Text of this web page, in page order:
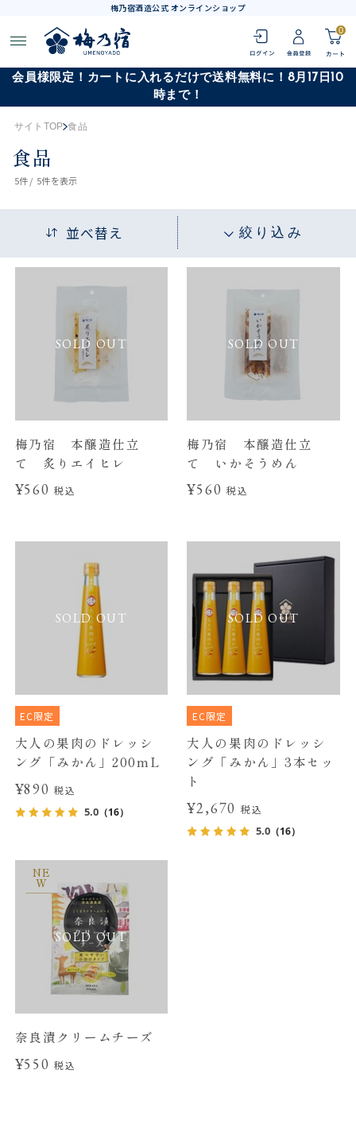
梅乃宿酒造公式 オンラインショップ
0
会員様限定！カートに入れるだけで送料無料に！8月17日10
時まで！
サイトTOP 食品
食品
5件 / 5件を表示
並べ替え 絞り込み
SOLD OUT
梅乃宿 本醸造仕立
て 炙りエイヒレ
¥560税込
SOLD OUT
梅乃宿 本醸造仕立
て いかそうめん
¥560税込
SOLD OUT
EC限定
大人の果肉のドレッシ
ング「みかん」200mL
¥890税込
5.0（16）
SOLD OUT
EC限定
大人の果肉のドレッシ
ング「みかん」3本セッ
ト
¥2,670 税込
5.0 （16）
SOLD OUT
NE
W
奈良漬クリームチーズ
¥550税込